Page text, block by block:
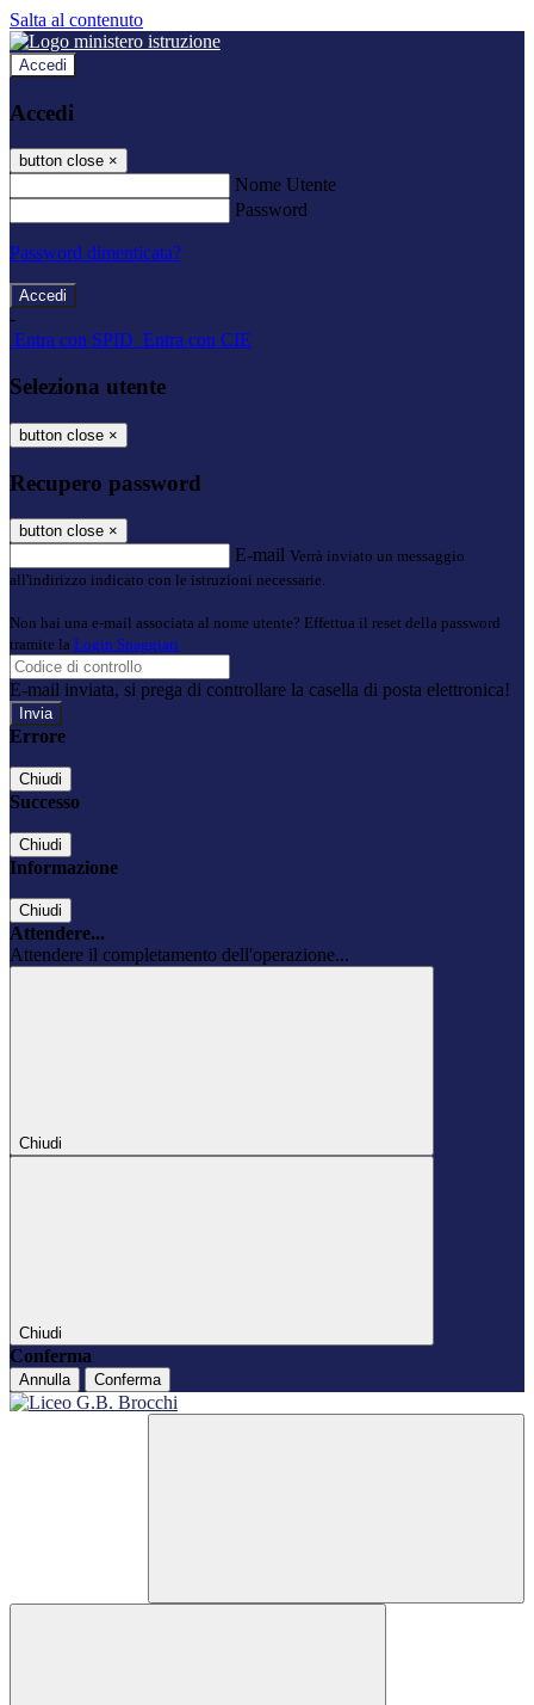
Salta al contenuto
Accedi
Accedi
button close ×
Nome Utente
Password
Password dimenticata?
-
Entra con SPID Entra con CIE
Seleziona utente
button close ×
Recupero password
button close ×
E-mail Verrà inviato un messaggio
all'indirizzo indicato con le istruzioni necessarie.
Non hai una e-mail associata al nome utente? Effettua il reset della password
tramite la Login Spaggiari
E-mail inviata, si prega di controllare la casella di posta elettronica!
Errore
Chiudi
Successo
Chiudi
Informazione
Chiudi
Attendere...
Attendere il completamento dell'operazione...
Chiudi
Chiudi
Conferma
Annulla Conferma